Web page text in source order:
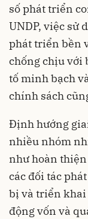
số phát triển
UNDP, việc sử
phát triển bền
chống chịu với
tố minh bạch
chính sách
Định hướng
nhiều nhóm
như hoàn
các đối tác
bị và triển khai
động vốn và